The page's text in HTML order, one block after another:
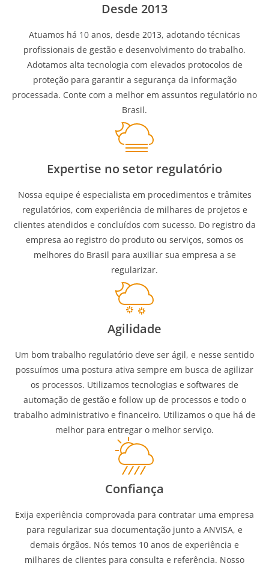
Desde 2013
Atuamos há 10 anos, desde 2013, adotando técnicas
profissionais de gestão e desenvolvimento do trabalho.
Adotamos alta tecnologia com elevados protocolos de
proteção para garantir a segurança da informação
processada. Conte com a melhor em assuntos regulatório no
Brasil.
Expertise no setor regulatório
Nossa equipe é especialista em procedimentos e trâmites
regulatórios, com experiência de milhares de projetos e
clientes atendidos e concluídos com sucesso. Do registro da
empresa ao registro do produto ou serviços, somos os
melhores do Brasil para auxiliar sua empresa a se
regularizar.
Agilidade
Um bom trabalho regulatório deve ser ágil, e nesse sentido
possuímos uma postura ativa sempre em busca de agilizar
os processos. Utilizamos tecnologias e softwares de
automação de gestão e follow up de processos e todo o
trabalho administrativo e financeiro. Utilizamos o que há de
melhor para entregar o melhor serviço.
Confiança
Exija experiência comprovada para contratar uma empresa
para regularizar sua documentação junto a ANVISA, e
demais órgãos. Nós temos 10 anos de experiência e
milhares de clientes para consulta e referência. Nosso